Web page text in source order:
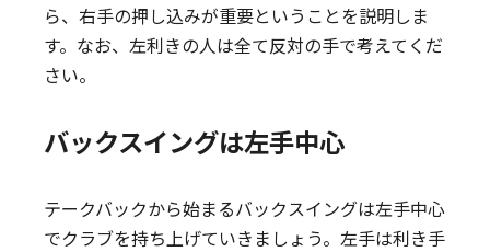
ら、右手の押し込みが重要ということを説明しま
す。なお、左利きの人は全て反対の手で考えてくだ
さい。
バックスイングは左手中心
テークバックから始まるバックスイングは左手中心
でクラブを持ち上げていきましょう。左手は利き手